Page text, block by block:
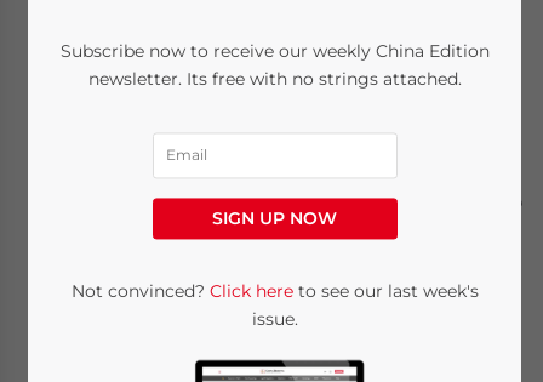
Die Messung
psychologischer
Konstrukte und die
Anwendungsbereiche
kostenintensiver
Testverfahren im
„Blue Collar“ und
Subscribe now to receive our weekly China Edition
newsletter. Its free with no strings attached.
SIGN UP NOW
Not convinced? Click hereto see our last week's
issue.